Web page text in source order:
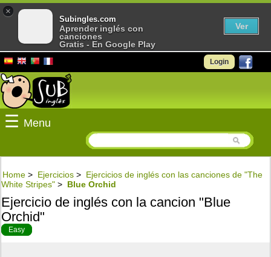
Login
☰ Menu
Home > Ejercicios > Ejercicios de inglés con las canciones de "The
White Stripes" > Blue Orchid
Ejercicio de inglés con la cancion "Blue
Orchid"
Easy
×
Subingles.com
Aprender inglés con
canciones
Gratis - En Google Play
Ver